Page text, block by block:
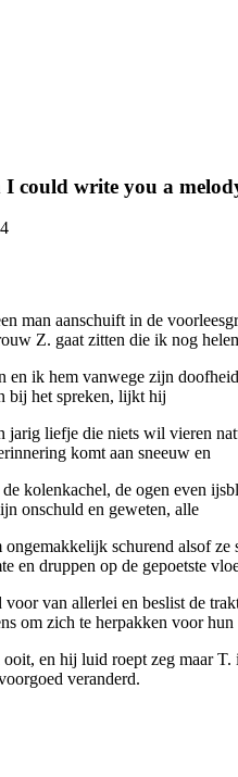
could write you a
man aanschuift in de
Z. gaat zitten die ik nog
en ik hem vanwege zijn
bij het spreken, lijkt hij
jarig liefje die niets wil vieren
komt aan sneeuw en
kolenkachel, de ogen even
onschuld en geweten, alle
ongemakkelijk schurend alsof ze
en druppen op de gepoetste
voor van allerlei en beslist de
om zich te herpakken voor hun
ooit, en hij luid roept zeg maar T.
veranderd.